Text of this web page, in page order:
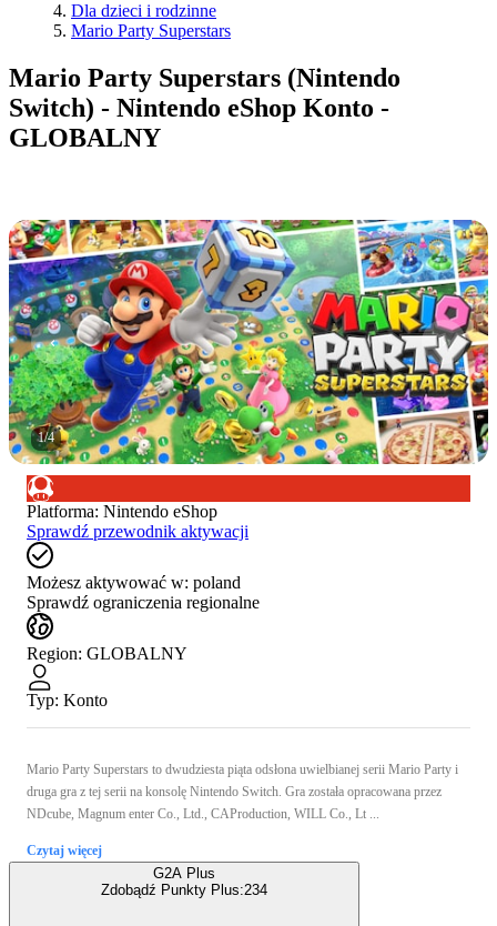
Dla dzieci i rodzinne
Mario Party Superstars
Mario Party Superstars (Nintendo
Switch) - Nintendo eShop Konto -
GLOBALNY
1/4
Platforma: Nintendo eShop
Sprawdź przewodnik aktywacji
Możesz aktywować w: poland
Sprawdź ograniczenia regionalne
Region: GLOBALNY
Typ: Konto
Mario Party Superstars to dwudziesta piąta odsłona uwielbianej serii Mario Party i
druga gra z tej serii na konsolę Nintendo Switch. Gra została opracowana przez
NDcube, Magnum enter Co., Ltd., CAProduction, WILL Co., Lt ...
Czytaj więcej
G2A Plus
Zdobądź Punkty Plus:234